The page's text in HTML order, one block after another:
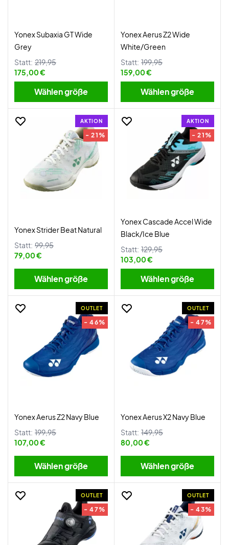
Yonex Subaxia GT Wide
Grey
Statt: 219,95
175,00 €
Wählen größe
Yonex Aerus Z2 Wide
White/Green
Statt: 199,95
159,00 €
Wählen größe
AKTION
- 21%
Yonex Strider Beat Natural
Statt: 99,95
79,00 €
Wählen größe
AKTION
- 21%
Yonex Cascade Accel Wide
Black/Ice Blue
Statt: 129,95
103,00 €
Wählen größe
OUTLET
- 46%
Yonex Aerus Z2 Navy Blue
Statt: 199,95
107,00 €
Wählen größe
OUTLET
- 47%
Yonex Aerus X2 Navy Blue
Statt: 149,95
80,00 €
Wählen größe
OUTLET
- 47%
OUTLET
- 43%